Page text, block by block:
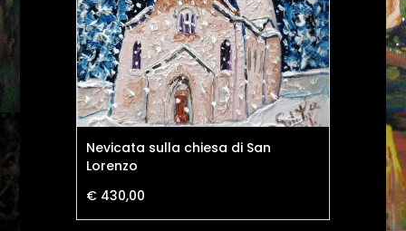
Nevicata sulla chiesa di San
Lorenzo
€ 430,00